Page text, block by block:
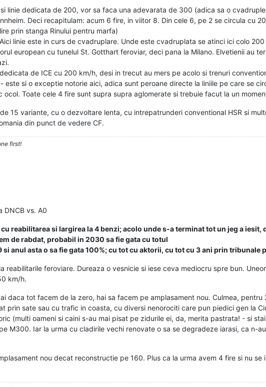
linie dedicata de 200, vor sa faca una adevarata de 300 (adica sa o
Deci recapitulam: acum 6 fire, in viitor 8. Din cele 6, pe 2 se circula cu
prin stanga Rinului pentru marfa)
linie este in curs de cvadruplare. Unde este cvadruplata se atinci ici colo
european cu tunelul St. Gotthart feroviar, deci pana la Milano. Elvetienii au
de ICE cu 200 km/h, desi in trecut au mers pe acolo si trenuri
este si o exceptie notorie aici, adica sunt peroane directe la liniile pe care se
ocol. Toate cele 4 fire sunt supra supra aglomerate si trebuie facut la un
15 variante, cu o dezvoltare lenta, cu intrepatrunderi conventional HSR si
din punct de vedere CF.
first!
DNCB vs. A0
reabilitarea si largirea la 4 benzi; acolo unde s-a terminat tot un jeg a iesit,
de rabdat, probabil in 2030 sa fie gata cu totul
anul asta o sa fie gata 100%; cu tot cu aktorii, cu tot cu 3 ani prin tribunale
reabilitarile feroviare. Dureaza o vesnicie si iese ceva mediocru spre bun.
km/h.
daca tot facem de la zero, hai sa facem pe amplasament nou. Culmea, pentru
prin sate sau cu trafic in coasta, cu diversi nenorociti care pun piedici gen la
(multi oameni si caini s-au mai pisat pe zidurile ei, da, merita pastrata! - si
M300. Iar la urma cu cladirile vechi renovate o sa se degradeze iarasi, ca n-
nou decat reconstructie pe 160. Plus ca la urma avem 4 fire si nu